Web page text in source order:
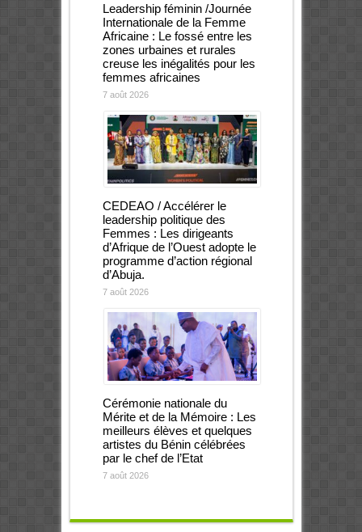
Leadership féminin /Journée
Internationale de la Femme
Africaine : Le fossé entre les
zones urbaines et rurales
creuse les inégalités pour les
femmes africaines
7 août 2026
CEDEAO / Accélérer le
leadership politique des
Femmes : Les dirigeants
d’Afrique de l’Ouest adopte le
programme d’action régional
d’Abuja.
7 août 2026
Cérémonie nationale du
Mérite et de la Mémoire : Les
meilleurs élèves et quelques
artistes du Bénin célébrées
par le chef de l’Etat
7 août 2026